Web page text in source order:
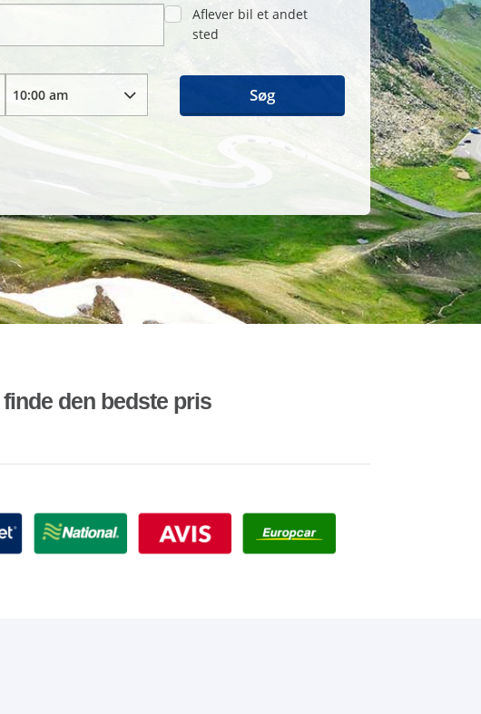
Aflever bil et andet
sted
Søg
den bedste pris